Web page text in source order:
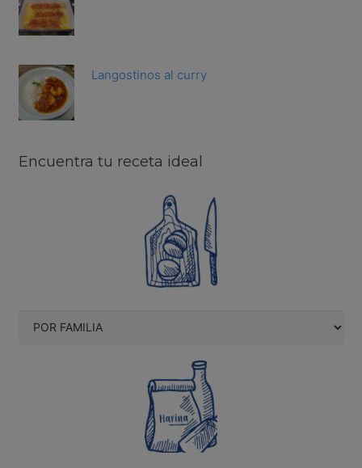
Langostinos al curry
Encuentra tu receta ideal